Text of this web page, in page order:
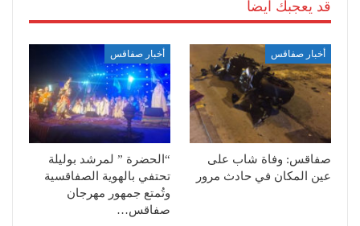
قد يعجبك ايضا
أخبار صفاقس
صفاقس: وفاة شاب على
عين المكان في حادث مرور
أخبار صفاقس
“الحضرة ” لمرشد بوليلة
تحتفي بالهوية الصفاقسية
وتُمتع جمهور مهرجان
صفاقس…